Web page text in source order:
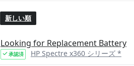
新しい順
Looking for Replacement Battery
承認済 HP Spectre x360 シリーズ *